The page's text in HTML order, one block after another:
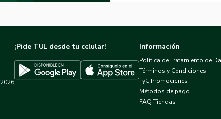
2026
¡Pide TUL desde tu celular!
Descargar TUL en Google PlayDescargar TUL en App Store
Información
Política de Tratamiento de
Términos y Condiciones
TyC Promociones
Métodos de pago
FAQ Tiendas